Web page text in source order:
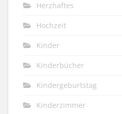
Herzhaftes
Hochzeit
Kinder
Kinderbücher
Kindergeburtstag
Kinderzimmer